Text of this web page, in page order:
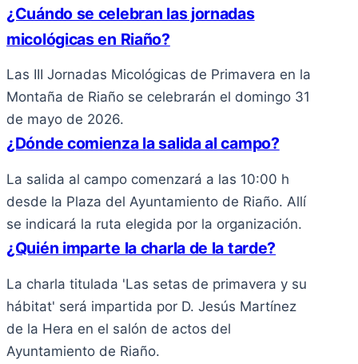
¿Cuándo se celebran las jornadas
micológicas en Riaño?
Las III Jornadas Micológicas de Primavera en la
Montaña de Riaño se celebrarán el domingo 31
de mayo de 2026.
¿Dónde comienza la salida al campo?
La salida al campo comenzará a las 10:00 h
desde la Plaza del Ayuntamiento de Riaño. Allí
se indicará la ruta elegida por la organización.
¿Quién imparte la charla de la tarde?
La charla titulada 'Las setas de primavera y su
hábitat' será impartida por D. Jesús Martínez
de la Hera en el salón de actos del
Ayuntamiento de Riaño.